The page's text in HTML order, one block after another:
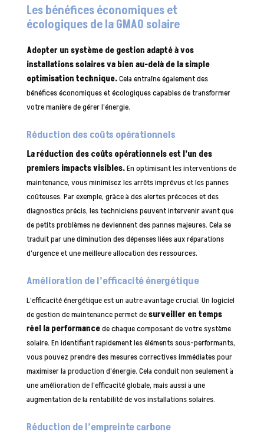
Les bénéfices économiques et
écologiques de la GMAO solaire
Adopter un système de gestion adapté à vos
installations solaires va bien au-delà de la simple
optimisation technique.Cela entraîne également des
bénéfices économiques et écologiques capables de transformer
votre manière de gérer l’énergie.
Réduction des coûts opérationnels
La réduction des coûts opérationnels est l’un des
premiers impacts visibles.En optimisant les interventions de
maintenance, vous minimisez les arrêts imprévus et les pannes
coûteuses. Par exemple, grâce à des alertes précoces et des
diagnostics précis, les techniciens peuvent intervenir avant que
de petits problèmes ne deviennent des pannes majeures. Cela se
traduit par une diminution des dépenses liées aux réparations
d’urgence et une meilleure allocation des ressources.
Amélioration de l’efficacité énergétique
L’efficacité énergétique est un autre avantage crucial. Un logiciel
de gestion de maintenance permet desurveiller en temps
réel la performancede chaque composant de votre système
solaire. En identifiant rapidement les éléments sous-performants,
vous pouvez prendre des mesures correctives immédiates pour
maximiser la production d’énergie. Cela conduit non seulement à
une amélioration de l’efficacité globale, mais aussi à une
augmentation de la rentabilité de vos installations solaires.
Réduction de l’empreinte carbone